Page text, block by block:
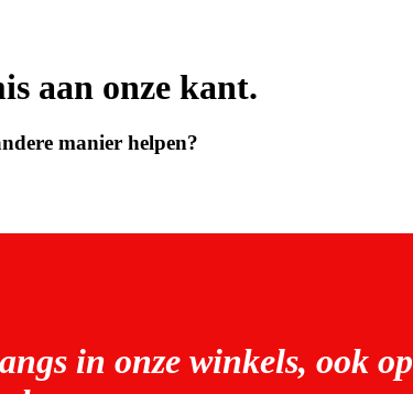
aan onze kant.
manier helpen?
in onze winkels, ook op